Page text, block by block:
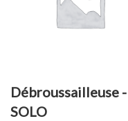
Débroussailleuse -
SOLO